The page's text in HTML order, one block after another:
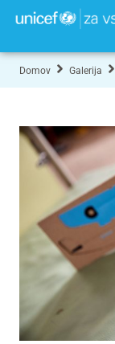
Domov Galerija